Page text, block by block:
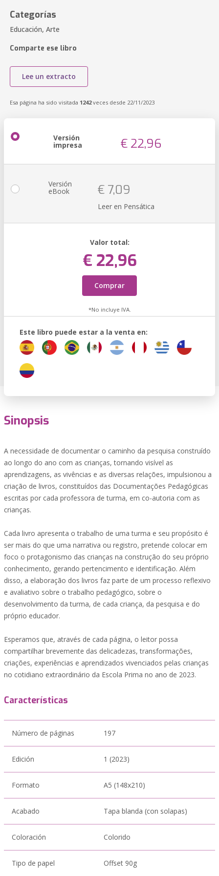
Categorías
Educación, Arte
Comparte ese libro
Lee un extracto
Esa página ha sido visitada 1242veces desde 22/11/2023
Versión
impresa € 22,96
Versión
eBook € 7,09
Leer en Pensática
Valor total:
€ 22,96
Comprar
*No incluye IVA.
Este libro puede estar a la venta en:
Sinopsis
A necessidade de documentar o caminho da pesquisa construído
ao longo do ano com as crianças, tornando visível as
aprendizagens, as vivências e as diversas relações, impulsionou a
criação de livros, constituídos das Documentações Pedagógicas
escritas por cada professora de turma, em co-autoria com as
crianças.
Cada livro apresenta o trabalho de uma turma e seu propósito é
ser mais do que uma narrativa ou registro, pretende colocar em
foco o protagonismo das crianças na construção do seu próprio
conhecimento, gerando pertencimento e identificação. Além
disso, a elaboração dos livros faz parte de um processo reflexivo
e avaliativo sobre o trabalho pedagógico, sobre o
desenvolvimento da turma, de cada criança, da pesquisa e do
próprio educador.
Esperamos que, através de cada página, o leitor possa
compartilhar brevemente das delicadezas, transformações,
criações, experiências e aprendizados vivenciados pelas crianças
no cotidiano extraordinário da Escola Prima no ano de 2023.
Características
Número de páginas 197
Edición 1 (2023)
Formato A5 (148x210)
Acabado Tapa blanda (con solapas)
Coloración Colorido
Tipo de papel Offset 90g